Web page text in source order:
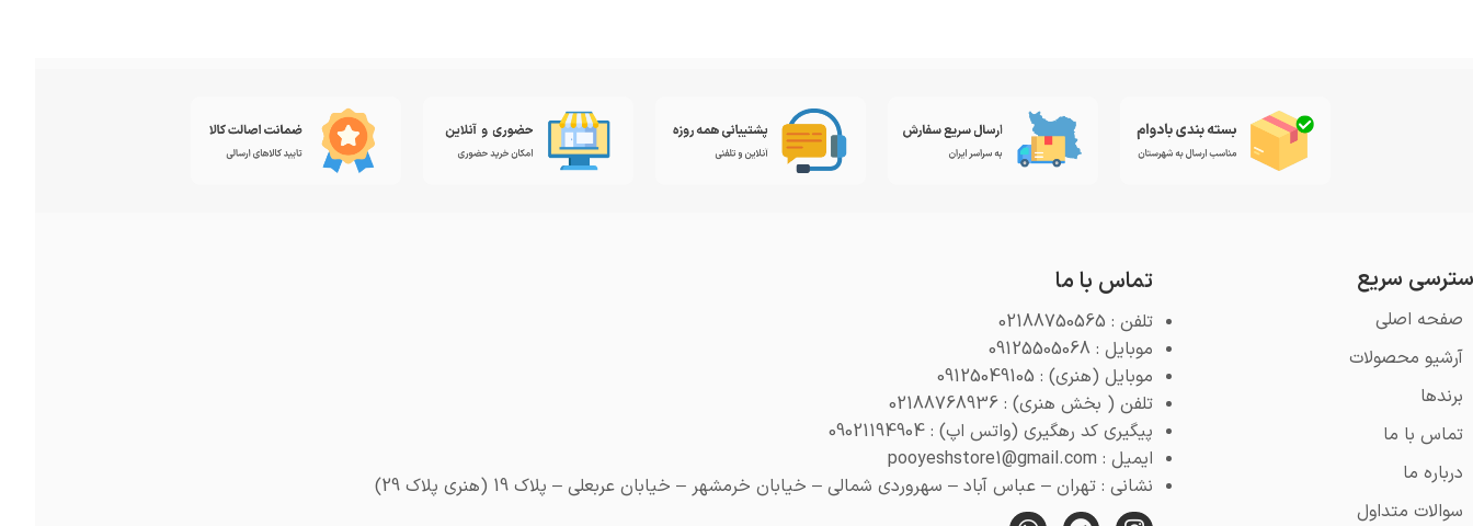
سریع
صفحه اصلی
آرشیو محصولات
برندها
تماس با ما
درباره ما
سوالات متداول
تماس با ما
تلفن : 02188750565
موبایل : 09125505068
موبایل (هنری) : 09125049105
تلفن ( بخش هنری) : 02188768936
پیگیری کد رهگیری (واتس اپ) : 09021194904
ایمیل : pooyeshstore1@gmail.com
نشانی : تهران – عباس آباد – سهروردی شمالی – خیابان خرمشهر – خیابان عربعلی – پلاک 19 (هنری پلاک 29)